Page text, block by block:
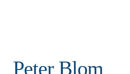
Peter Blom